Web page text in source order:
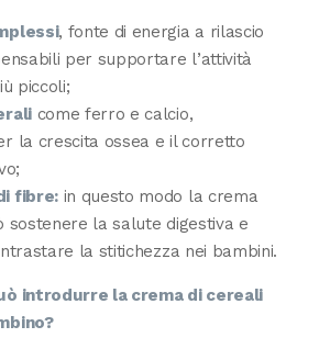
, fonte di energia a rilascio
per supportare l’attività
piccoli;
come ferro e calcio,
la crescita ossea e il corretto
fibre:in questo modo la crema
sostenere la salute digestiva e
la stitichezza nei bambini.
introdurre la crema di cereali